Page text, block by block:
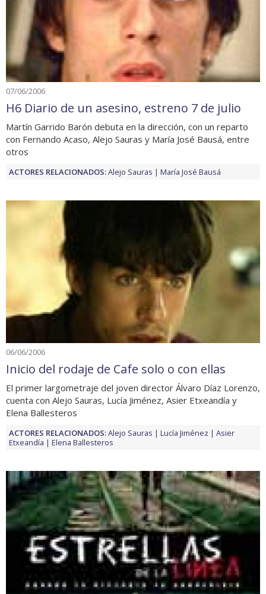
07/06/2006
H6 Diario de un asesino, estreno 7 de julio
Martín Garrido Barón debuta en la dirección, con un reparto
con Fernando Acaso, Alejo Sauras y María José Bausá, entre
otros
ACTORES RELACIONADOS:Alejo Sauras María José Bausá
06/06/2006
Inicio del rodaje de Cafe solo o con ellas
El primer largometraje del joven director Álvaro Díaz Lorenzo,
cuenta con Alejo Sauras, Lucía Jiménez, Asier Etxeandía y
Elena Ballesteros
ACTORES RELACIONADOS:Alejo Sauras Lucía Jiménez
Asier
Etxeandía
Elena Ballesteros